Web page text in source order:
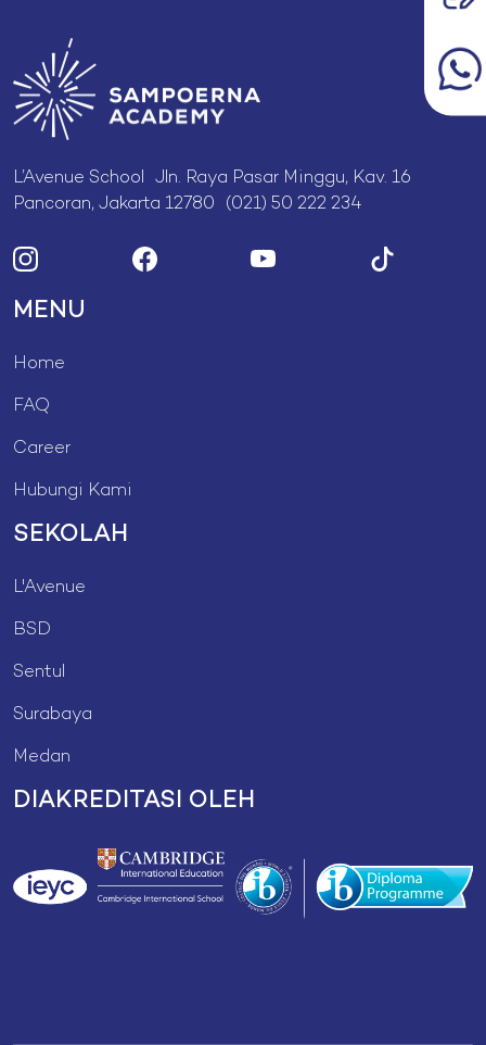
L’Avenue School Jln. Raya Pasar Minggu, Kav. 16
Pancoran, Jakarta 12780 (021) 50 222 234
MENU
Home
FAQ
Career
Hubungi Kami
SEKOLAH
L'Avenue
BSD
Sentul
Surabaya
Medan
DIAKREDITASI OLEH